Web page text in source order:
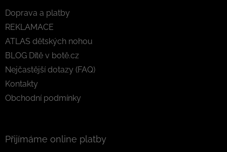
Doprava a platby
REKLAMACE
ATLAS dětských nohou
BLOG Dítě v botě.cz
Nejčastější dotazy (FAQ)
Kontakty
Obchodní podmínky
Přijímáme online platby